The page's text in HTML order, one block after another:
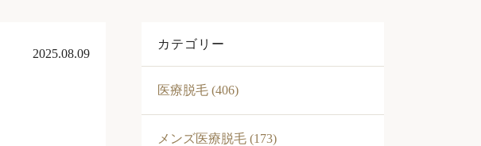
2025.08.09
カテゴリー
医療脱毛 (406)
メンズ医療脱毛 (173)